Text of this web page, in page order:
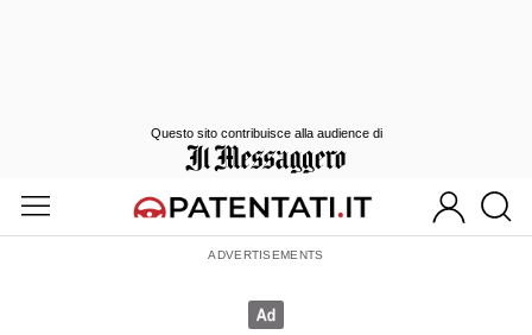
Questo sito contribuisce alla audience di